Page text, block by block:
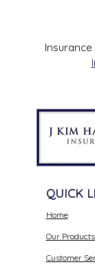
QUICK
Home
Our Products
Customer